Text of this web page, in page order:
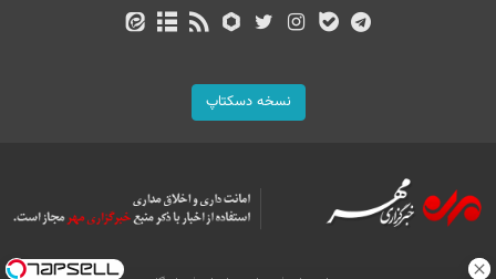
نسخه دسکتاپ